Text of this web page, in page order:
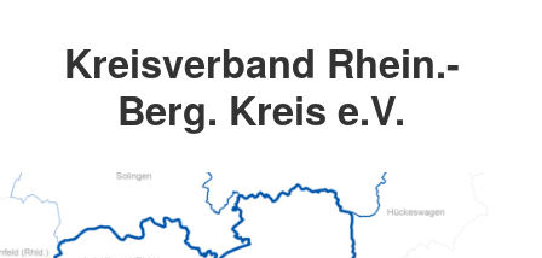
Kreisverband Rhein.-
Berg. Kreis e.V.